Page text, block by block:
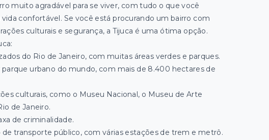
muito agradável para se viver, com tudo o que você
vida confortável. Se você está procurando um bairro com
culturais e segurança, a Tijuca é uma ótima opção.
do Rio de Janeiro, com muitas áreas verdes e parques.
urbano do mundo, com mais de 8.400 hectares de
culturais, como o Museu Nacional, o Museu de Arte
de Janeiro.
de criminalidade.
transporte público, com várias estações de trem e metrô.